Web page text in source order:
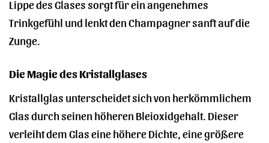
Lippe des Glases sorgt für ein angenehmes
Trinkgefühl und lenkt den Champagner sanft auf die
Zunge.
Die Magie des Kristallglases
Kristallglas unterscheidet sich von herkömmlichem
Glas durch seinen höheren Bleioxidgehalt. Dieser
verleiht dem Glas eine höhere Dichte, eine größere